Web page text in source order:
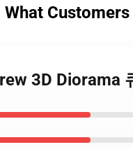
What Customers
3D Diorama